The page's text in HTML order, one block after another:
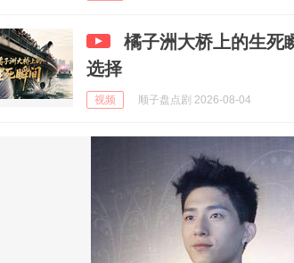
橘子洲大桥上的生死
选择
视频 顺子盘点剧 2026-08-04